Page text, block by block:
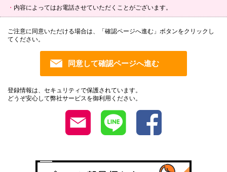
内容によってはお電話させていただくことがございます。
ご注意に同意いただける場合は、「確認ページへ進む」ボタンをクリックし
てください。
登録情報は、セキュリティで保護されています。
どうぞ安心して弊社サービスを御利用ください。